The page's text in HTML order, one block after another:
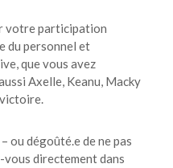
votre participation
du personnel et
que vous avez
Axelle, Keanu, Macky
ou dégoûté.e de ne pas
directement dans